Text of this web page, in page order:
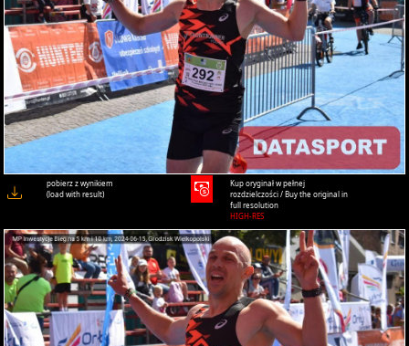
pobierz z wynikiem
(load with result)
Kup oryginał w pełnej
rozdzielczości / Buy the original in
full resolution
HIGH-RES